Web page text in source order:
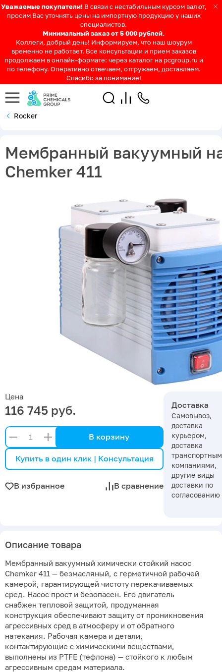
Уважаемые покупатели! В связи с нестабильным курсом валют,
просим Вас уточнять цены на импортную продукцию у наших
специалистов.
Минимальный заказ от 5 000 рублей.
Коллеги, добрый день! Информируем, что наш шоурум
временно не работает. Все консультации и прием заказов
продолжаем в онлайн-формате: через каталог на pcgroup.ru и
по телефону. Оперативно отвечаем, отгружаем, доставляем.
Спасибо за понимание!
Rocker
Мембранный вакуумный
Chemker 411
Цена
116 745 руб.
В корзину
Купить в один клик | Консультация
В избранное В сравнение
Доставка
Самовывоз,
доставка
курьером,
доставка
компаниями,
другие виды
доставки по
согласованию
Описание товара
Мембранный вакуумный химически стойкий насос
Chemker 411 — безмасляный, с герметичной рабочей
камерой, гарантирующей чистоту перекачиваемых
сред. Насос прост и безопасен. Его двигатель
снабжен тепловой защитой, продуманная
конструкция обеспечивают защиту от проникновения
агрессивных сред в атмосферу и от обратного
натекания. Рабочая камера и детали,
контактирующие с химическими веществами,
выполнены из PTFE (тефлона) — стойкого к любым
агрессивным средам материала.